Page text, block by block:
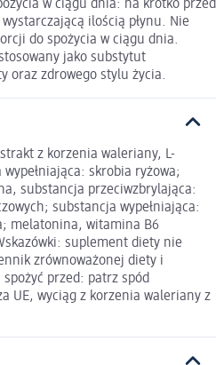
w ciągu dnia: na krótko przed
ilością płynu. Nie
do spożycia w ciągu dnia.
jako substytut
oraz zdrowego stylu życia.
z korzenia waleriany, L-
skrobia ryżowa;
substancja przeciwzbrylająca:
substancja wypełniająca:
melatonina, witamina B6
suplement diety nie
zrównoważonej diety i
przed: patrz spód
UE, wyciąg z korzenia waleriany z